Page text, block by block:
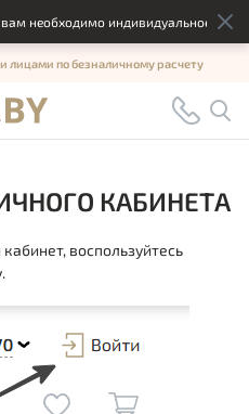
индивидуальное
лицами по безналичному расчету
КАБИНЕТА
воспользуйтесь